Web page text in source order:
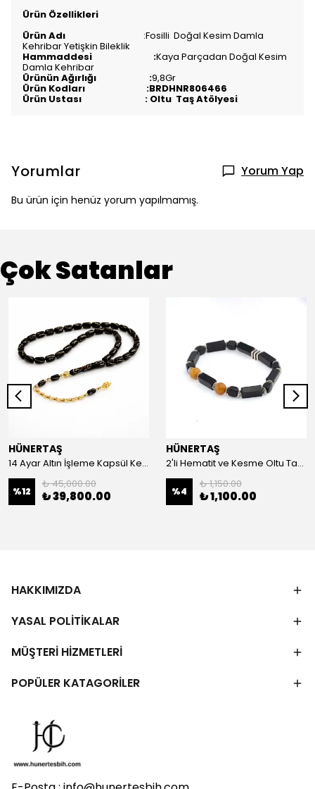
Ürün Özellikleri
Ürün Adı :Fosilli Doğal Kesim Damla
Kehribar Yetişkin Bileklik
Hammaddesi :Kaya Parçadan Doğal Kesim
Damla Kehribar
Ürünün Ağırlığı :9,8Gr
Ürün Kodları :BRDHNR806466
Ürün Ustası : Oltu Taş Atölyesi
Yorumlar Yorum Yap
Bu ürün için henüz yorum yapılmamış.
Çok Satanlar
HÜNERTAŞ
14 Ayar Altın İşleme Kapsül Kesim Oltu Taşı Tespih
%12
₺ 45,000.00
₺ 39,800.00
HÜNERTAŞ
2'li Hematit ve Kesme Oltu Taşı Bileklik
%4
₺ 1,150.00
₺ 1,100.00
HAKKIMIZDA
YASAL POLİTİKALAR
MÜŞTERİ HİZMETLERİ
POPÜLER KATAGORİLER